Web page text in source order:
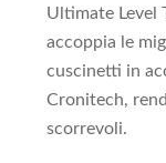
Ultimate Level
accoppia le
cuscinetti in
Cronitech,
scorrevoli.